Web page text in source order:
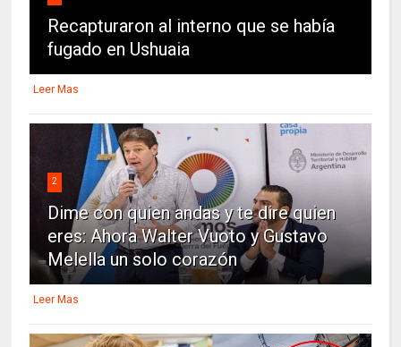
Recapturaron al interno que se había
fugado en Ushuaia
Leer Mas
2
Dime con quien andas y te dire quien
eres: Ahora Walter Vuoto y Gustavo
Melella un solo corazón
Leer Mas